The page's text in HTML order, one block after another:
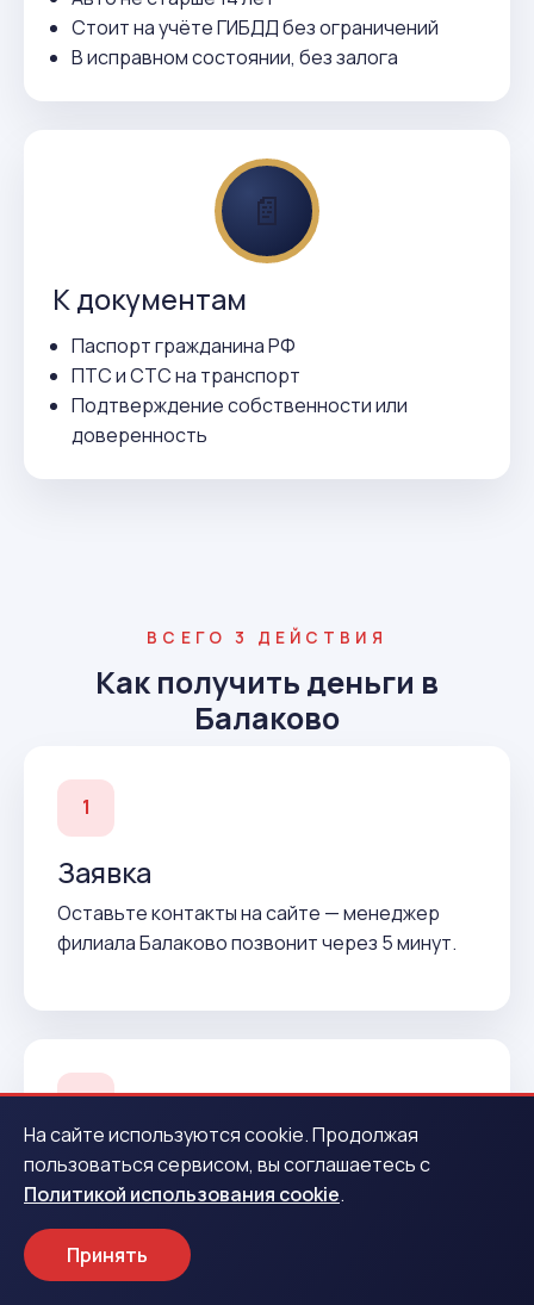
Стоит на учёте ГИБДД без ограничений
В исправном состоянии, без залога
📄
К документам
Паспорт гражданина РФ
ПТС и СТС на транспорт
Подтверждение собственности или
доверенность
ВСЕГО 3 ДЕЙСТВИЯ
Как получить деньги в
Балаково
1
Заявка
Оставьте контакты на сайте — менеджер
филиала Балаково позвонит через 5 минут.
2
Подтверждение
Согласуем условия и подготовим договор до
вашего приезда.
На сайте используются cookie. Продолжая
пользоваться сервисом, вы соглашаетесь с
Политикой использования cookie.
Принять